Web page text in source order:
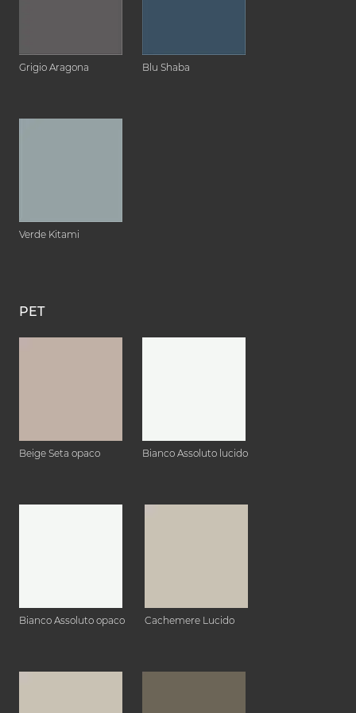
Grigio Aragona Blu Shaba
Verde Kitami
PET
Beige Seta opaco Bianco Assoluto lucido
Bianco Assoluto opaco Cachemere Lucido